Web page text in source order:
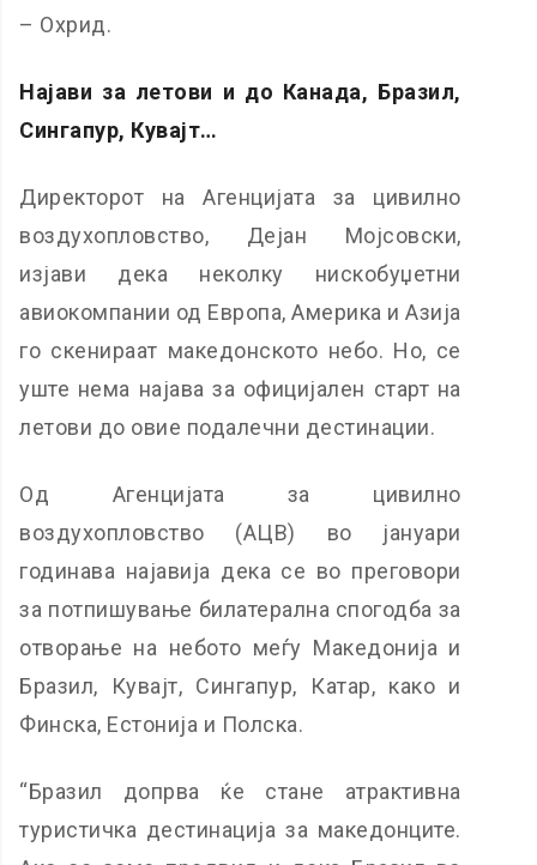
– Охрид.
Најави за летови и до Канада, Бразил,
Сингапур, Кувајт…
Директорот на Агенцијата за цивилно
воздухопловство, Дејан Мојсовски,
изјави дека неколку нискобуџетни
авиокомпании од Европа, Америка и Азија
го скенираат македонското небо. Но, се
уште нема најава за официјален старт на
летови до овие подалечни дестинации.
Од Агенцијата за цивилно
воздухопловство (АЦВ) во јануари
годинава најавија дека се во преговори
за потпишување билатерална спогодба за
отворање на небото меѓу Македонија и
Бразил, Кувајт, Сингапур, Катар, како и
Финска, Естонија и Полска.
“Бразил допрва ќе стане атрактивна
туристичка дестинација за македонците.